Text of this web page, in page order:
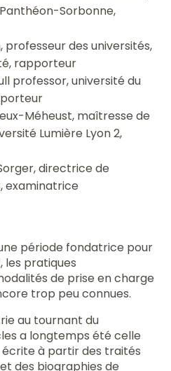
Sorbonne,
professeur des universités,
rapporteur
professor, université du
Méheust, maîtresse de
Lumière Lyon 2,
directrice de
examinatrice
période fondatrice pour
les pratiques
de prise en charge
trop peu connues.
au tournant du
a longtemps été celle
à partir des traités
des biographies de